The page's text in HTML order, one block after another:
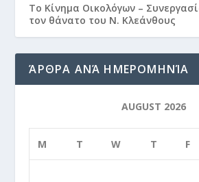
Το Κίνημα Οικολόγων –
τον θάνατο του Ν. Κλεάνθους
ΆΡΘΡΑ ΑΝΆ ΗΜΕΡΟΜΗΝΊΑ
AUGUST 2026
M T W T F